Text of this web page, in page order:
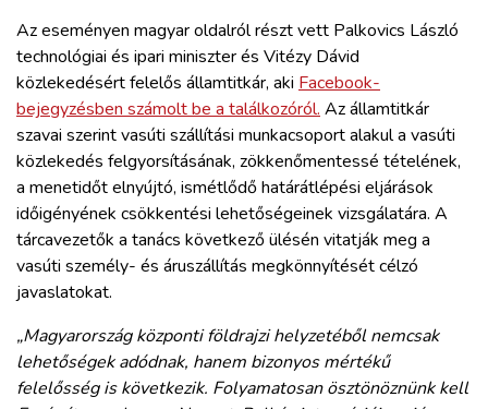
REGISZTRÁCIÓ
Az eseményen magyar oldalról részt vett Palkovics László
technológiai és ipari miniszter és Vitézy Dávid
közlekedésért felelős államtitkár, aki Facebook-
bejegyzésben számolt be a találkozóról. Az államtitkár
szavai szerint vasúti szállítási munkacsoport alakul a vasúti
közlekedés felgyorsításának, zökkenőmentessé tételének,
a menetidőt elnyújtó, ismétlődő határátlépési eljárások
időigényének csökkentési lehetőségeinek vizsgálatára. A
tárcavezetők a tanács következő ülésén vitatják meg a
vasúti személy- és áruszállítás megkönnyítését célzó
javaslatokat.
„Magyarország központi földrajzi helyzetéből nemcsak
lehetőségek adódnak, hanem bizonyos mértékű
felelősség is következik. Folyamatosan ösztönöznünk kell